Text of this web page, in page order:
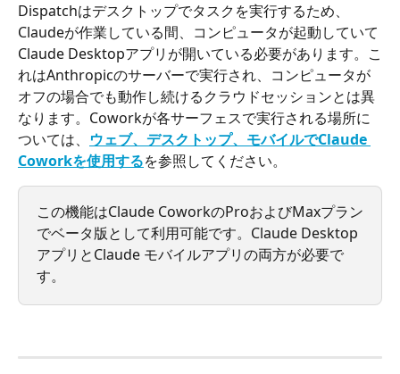
Dispatchはデスクトップでタスクを実行するため、
Claudeが作業している間、コンピュータが起動していて
Claude Desktopアプリが開いている必要があります。こ
れはAnthropicのサーバーで実行され、コンピュータが
オフの場合でも動作し続けるクラウドセッションとは異
なります。Coworkが各サーフェスで実行される場所に
ついては、 ウェブ、デスクトップ、モバイルでClaude
Coworkを使用するを参照してください。
この機能はClaude CoworkのProおよびMaxプラン
でベータ版として利用可能です。Claude Desktop
アプリとClaude モバイルアプリの両方が必要で
す。